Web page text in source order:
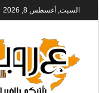
السبت, أغسطس 8, 2026